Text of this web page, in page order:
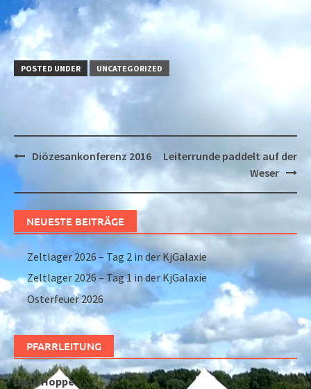
POSTED UNDER UNCATEGORIZED
Post
navigation
Diözesankonferenz 2016
Leiterrunde paddelt auf der
Weser
NEUESTE BEITRÄGE
Zeltlager 2026 – Tag 2 in der KjGalaxie
Zeltlager 2026 – Tag 1 in der KjGalaxie
Osterfeuer 2026
PFARRLEITUNG
Leon Hoppe